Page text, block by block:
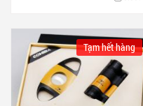
Tạm hết hàng